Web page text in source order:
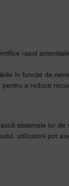
rapid
în funcție de
a reduce
sistemele lor de
utilizatorii pot